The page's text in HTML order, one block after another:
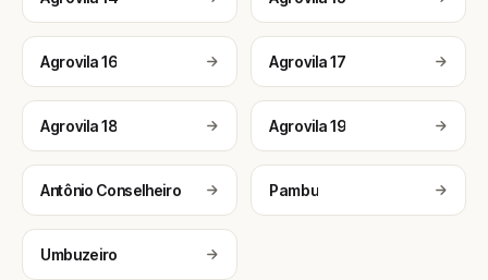
Agrovila 16 Agrovila 17
Agrovila 18 Agrovila 19
Antônio Conselheiro Pambu
Umbuzeiro